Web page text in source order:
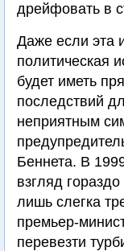
дрейфовать в
Даже если эта
политическая
будет иметь
последствий
неприятным
Беннета. В
взгляд
лишь слегка
премьер-
перевезти